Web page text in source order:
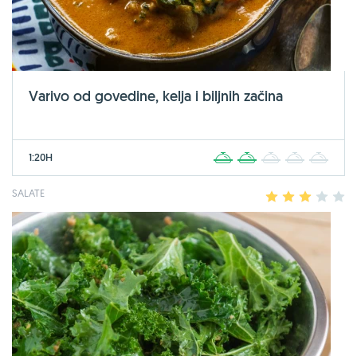
Varivo od govedine, kelja i biljnih začina
1:20H 2 3 4
SALATE 2 3 4